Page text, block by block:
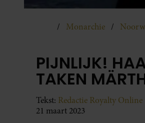
Monarchie
PIJNLIJK!
TAKEN
Tekst: Redactie Royalty Online
21 maart 2023